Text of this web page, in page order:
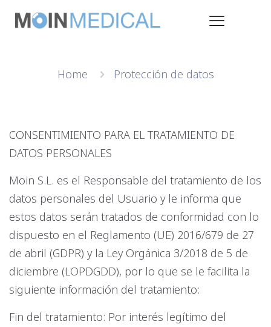
Home Protección de datos
CONSENTIMIENTO PARA EL TRATAMIENTO DE
DATOS PERSONALES
Moin S.L. es el Responsable del tratamiento de los
datos personales del Usuario y le informa que
estos datos serán tratados de conformidad con lo
dispuesto en el Reglamento (UE) 2016/679 de 27
de abril (GDPR) y la Ley Orgánica 3/2018 de 5 de
diciembre (LOPDGDD), por lo que se le facilita la
siguiente información del tratamiento:
Fin del tratamiento: Por interés legítimo del